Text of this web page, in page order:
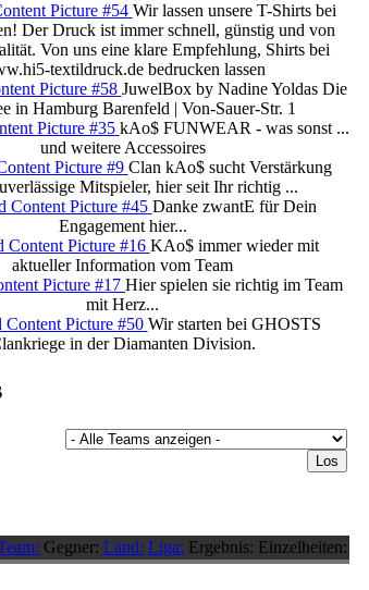
Wir lassen unsere T-Shirts bei
Der Druck ist immer schnell, günstig und von
Von uns eine klare Empfehlung, Shirts bei
textildruck.de bedrucken lassen
JuwelBox by Nadine Yoldas Die
in Hamburg Barenfeld | Von-Sauer-Str. 1
kAo$ FUNWEAR - was sonst ...
und weitere Accessoires
Clan kAo$ sucht Verstärkung
Mitspieler, hier seit Ihr richtig ...
Danke zwantE für Dein
Engagement hier...
KAo$ immer wieder mit
aktueller Information vom Team
Hier spielen sie richtig im Team
mit Herz...
Wir starten bei GHOSTS
in der Diamanten Division.
Gegner: Land: Liga: Ergebnis: Einzelheiten: